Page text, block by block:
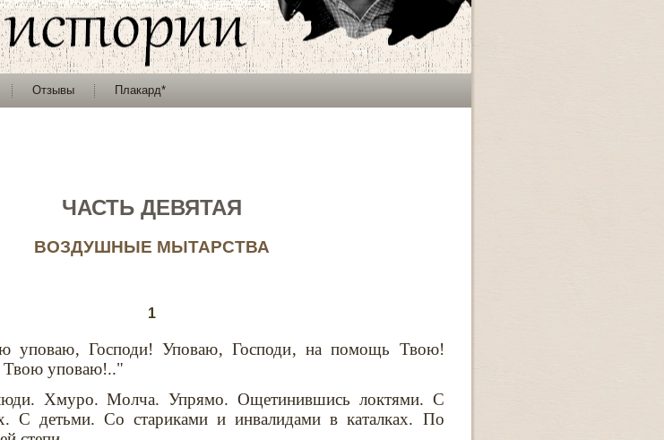
Отзывы Плакард*
ЧАСТЬ ДЕВЯТАЯ
ВОЗДУШНЫЕ МЫТАРСТВА
1
Господи! Уповаю‚ Господи‚ на помощь Твою!
Твою уповаю!.."
Хмуро. Молча. Упрямо. Ощетинившись локтями. С
С детьми. Со стариками и инвалидами в каталках. По